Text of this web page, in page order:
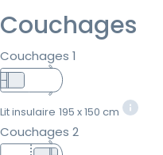
Couchages
Couchages 1
Lit insulaire 195 x 150 cm
Couchages 2